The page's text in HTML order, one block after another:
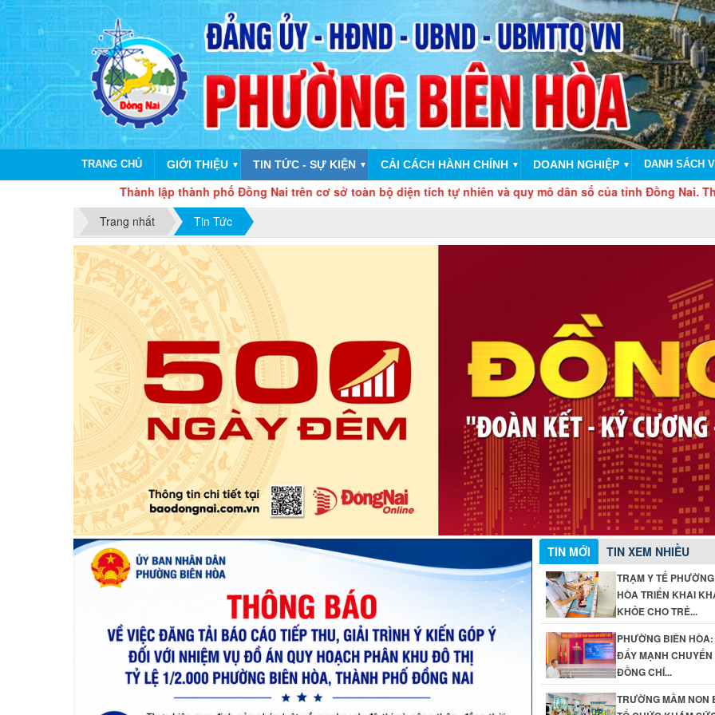
TRANG CHỦ GIỚI THIỆU ▼ TIN TỨC - SỰ KIỆN ▼ CẢI CÁCH HÀNH CHÍNH ▼ DOANH NGHIỆP ▼ DANH SÁCH
Thành lập thành phố Đồng Nai trên cơ sở toàn bộ diện tích tự nhiên và quy mô dân số của tỉnh Đồng Nai. Thành phố
Trang nhất
Tin Tức
TIN MỚI TIN XEM NHIỀU
TRẠM Y TẾ
HÒA TRIỂN KHAI
KHỎE CHO TRẺ...
PHƯỜNG BIÊN
ĐẨY MẠNH CHUYỂN
ĐỒNG CHÍ...
TRƯỜNG MẦM NON